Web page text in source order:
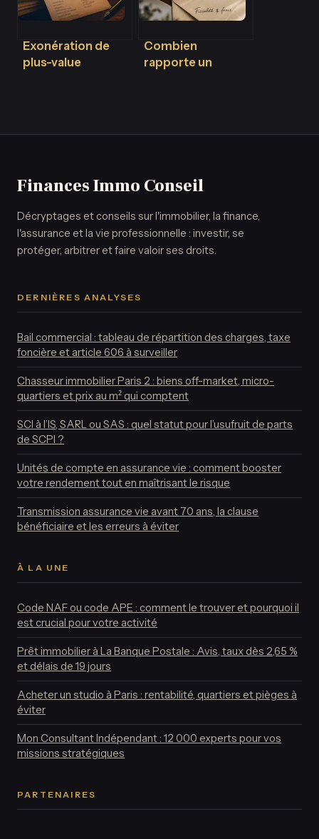
Exonération de
plus-value
Combien
rapporte un
Finances Immo Conseil
Décryptages et conseils sur l'immobilier, la finance,
l'assurance et la vie professionnelle : investir, se
protéger, arbitrer et faire valoir ses droits.
DERNIÈRES ANALYSES
Bail commercial : tableau de répartition des charges, taxe
foncière et article 606 à surveiller
Chasseur immobilier Paris 2 : biens off-market, micro-
quartiers et prix au m² qui comptent
SCI à l’IS, SARL ou SAS : quel statut pour l’usufruit de parts
de SCPI ?
Unités de compte en assurance vie : comment booster
votre rendement tout en maîtrisant le risque
Transmission assurance vie avant 70 ans, la clause
bénéficiaire et les erreurs à éviter
À LA UNE
Code NAF ou code APE : comment le trouver et pourquoi il
est crucial pour votre activité
Prêt immobilier à La Banque Postale : Avis, taux dès 2,65 %
et délais de 19 jours
Acheter un studio à Paris : rentabilité, quartiers et pièges à
éviter
Mon Consultant Indépendant : 12 000 experts pour vos
missions stratégiques
PARTENAIRES